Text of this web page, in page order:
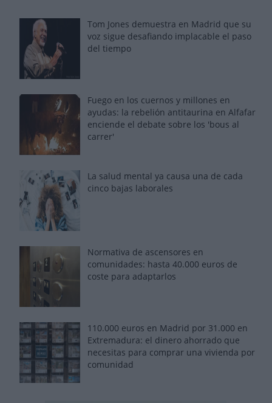
Tom Jones demuestra en Madrid que su
voz sigue desafiando implacable el paso
del tiempo
Fuego en los cuernos y millones en
ayudas: la rebelión antitaurina en Alfafar
enciende el debate sobre los 'bous al
carrer'
La salud mental ya causa una de cada
cinco bajas laborales
Normativa de ascensores en
comunidades: hasta 40.000 euros de
coste para adaptarlos
110.000 euros en Madrid por 31.000 en
Extremadura: el dinero ahorrado que
necesitas para comprar una vivienda por
comunidad